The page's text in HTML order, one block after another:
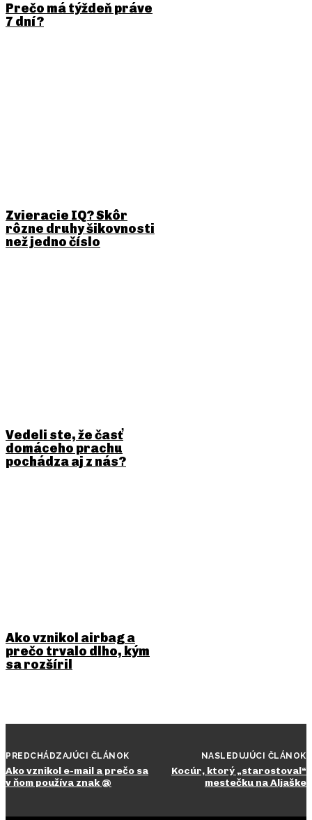
Prečo má týždeň práve
7 dní?
Zvieracie IQ? Skôr
rôzne druhy šikovnosti
než jedno číslo
Vedeli ste, že časť
domáceho prachu
pochádza aj z nás?
Ako vznikol airbag a
prečo trvalo dlho, kým
sa rozšíril
PREDCHÁDZAJÚCI ČLÁNOK
Ako vznikol e-mail a prečo sa
v ňom používa znak @
NASLEDUJÚCI ČLÁNOK
Kocúr, ktorý „starostoval“
mestečku na Aljaške